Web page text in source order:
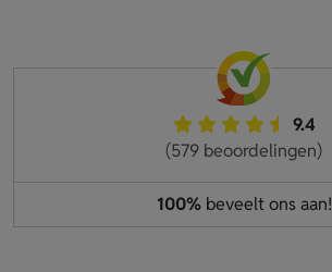
9.4
(579 beoordelingen)
100%beveelt ons aan!